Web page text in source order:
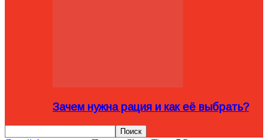
Зачем нужна рация и как её выбрать?